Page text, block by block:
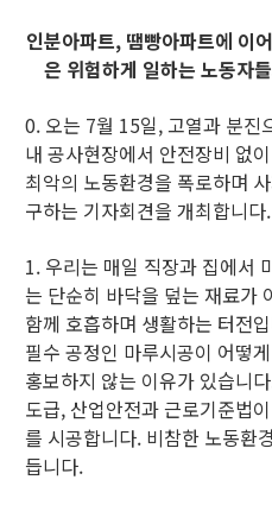
인분아파트, 땜빵아파트에 이
은 위험하게 일하는 노동자
0. 오는 7월 15일, 고열과 분진
내 공사현장에서 안전장비 없
최악의 노동환경을 폭로하며
구하는 기자회견을 개최합니다.
1. 우리는 매일 직장과 집에서
는 단순히 바닥을 덮는 재료가
함께 호흡하며 생활하는 터전
필수 공정인 마루시공이 어떻
홍보하지 않는 이유가 있습니
도급, 산업안전과 근로기준법
를 시공합니다. 비참한 노동환
듭니다.